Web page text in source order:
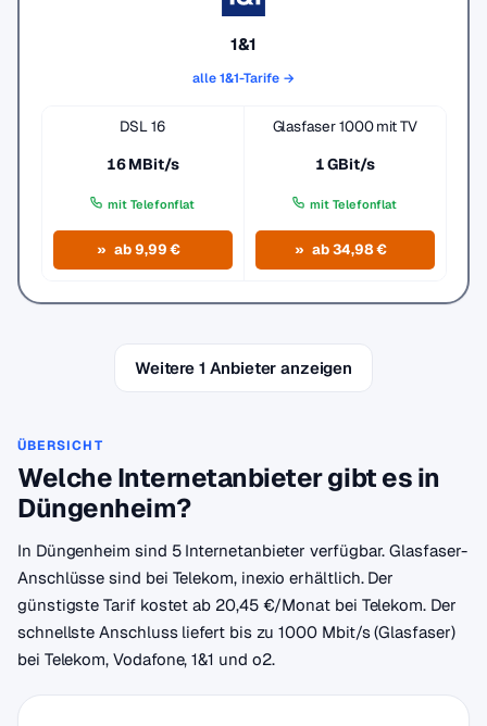
1&1
alle 1&1-Tarife →
DSL 16
16 MBit/s
mit Telefonflat
ab 9,99 €
Glasfaser 1000 mit TV
1 GBit/s
mit Telefonflat
ab 34,98 €
Weitere 1 Anbieter anzeigen
ÜBERSICHT
Welche Internetanbieter gibt es in
Düngenheim?
In Düngenheim sind 5 Internetanbieter verfügbar. Glasfaser-
Anschlüsse sind bei Telekom, inexio erhältlich. Der
günstigste Tarif kostet ab 20,45 €/Monat bei Telekom. Der
schnellste Anschluss liefert bis zu 1000 Mbit/s (Glasfaser)
bei Telekom, Vodafone, 1&1 und o2.